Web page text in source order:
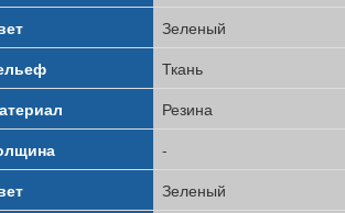
Зеленый
Ткань
Резина
-
Зеленый